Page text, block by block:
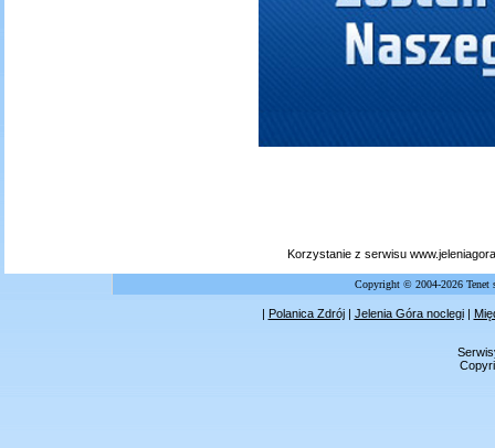
Korzystanie z serwisu
Copyright © 2004-2026
| Polanica Zdrój| Jelenia Góra noclegi|